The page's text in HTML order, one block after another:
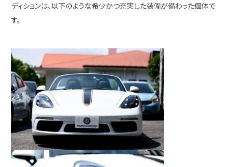
ディションは、以下のような希少かつ充実した装備が備わった個体で
す。